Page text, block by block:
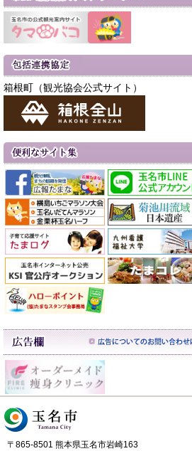
箱根町（観光協会公式サイト）
〒865-8501 熊本県玉名市岩崎163